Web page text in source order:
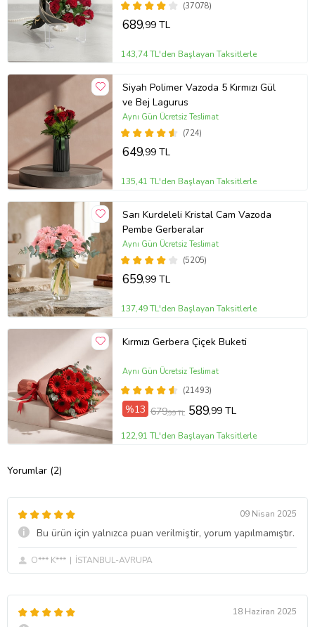
(37078)
689,99 TL
143,74 TL'den Başlayan Taksitlerle
Siyah Polimer Vazoda 5 Kırmızı Gül
ve Bej Lagurus
(724)
Aynı Gün Ücretsiz Teslimat
649,99 TL
135,41 TL'den Başlayan Taksitlerle
Sarı Kurdeleli Kristal Cam Vazoda
Pembe Gerberalar
(5205)
Aynı Gün Ücretsiz Teslimat
659,99 TL
137,49 TL'den Başlayan Taksitlerle
Kırmızı Gerbera Çiçek Buketi
(21493)
Aynı Gün Ücretsiz Teslimat
%13 679,99 TL 589,99 TL
122,91 TL'den Başlayan Taksitlerle
Yorumlar (2)
09 Nisan 2025
Bu ürün için yalnızca puan verilmiştir, yorum yapılmamıştır.
O*** K*** İSTANBUL-AVRUPA
18 Haziran 2025